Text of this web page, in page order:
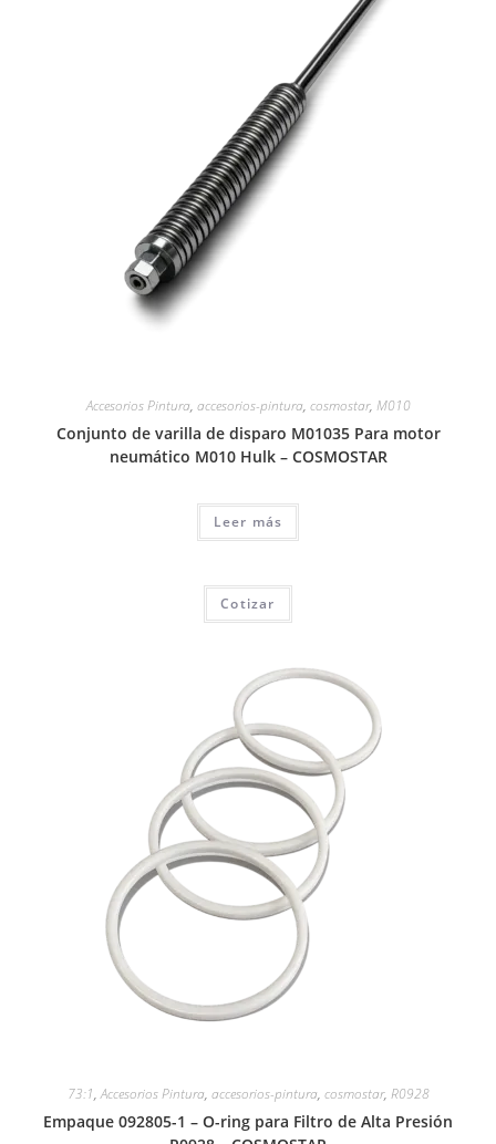
Accesorios Pintura, accesorios-pintura, cosmostar, M010
Conjunto de varilla de disparo M01035 Para motor
neumático M010 Hulk – COSMOSTAR
Leer más
Cotizar
73:1,Accesorios Pintura, accesorios-pintura, cosmostar, R0928
Empaque 092805-1 – O-ring para Filtro de Alta Presión